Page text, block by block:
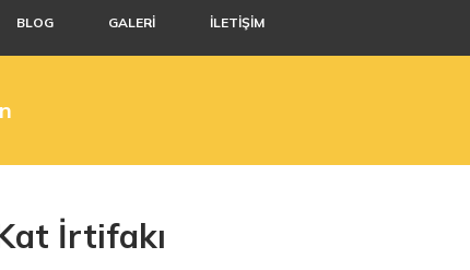
BLOG GALERİ İLETİŞİM
İrtifakı